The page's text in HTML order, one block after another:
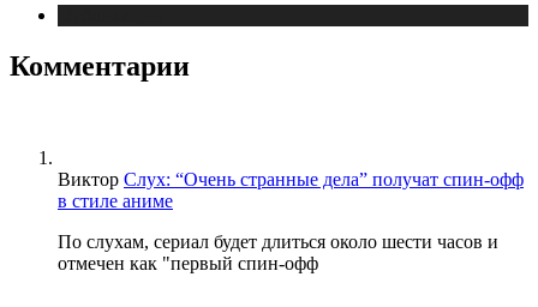
Комментарии
Виктор Слух: “Очень странные дела” получат спин-офф
в стиле аниме
По слухам, сериал будет длиться около шести часов и
отмечен как "первый спин-офф